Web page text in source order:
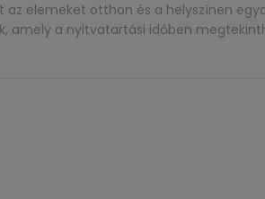
az elemeket otthon és a helyszínen
amely a nyitvatartási időben